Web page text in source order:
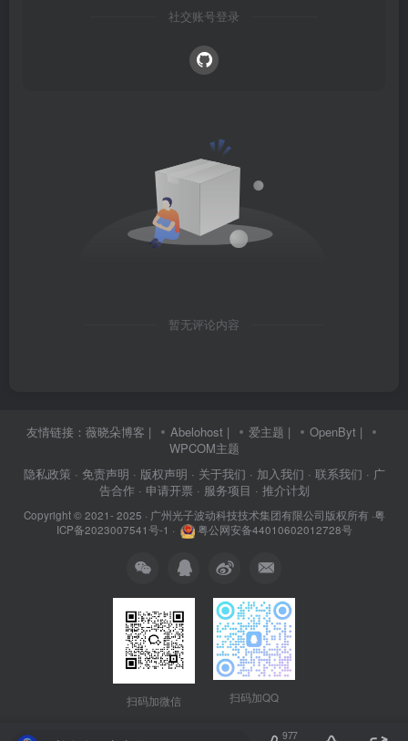
社交账号登录
暂无评论内容
友情链接： 薇晓朵博客 | Abelohost | 爱主题 | OpenByt |
WPCOM主题
隐私政策 · 免责声明 · 版权声明 · 关于我们 · 加入我们 · 联系我们 · 广
告合作 · 申请开票 · 服务项目 · 推介计划
Copyright © 2021- 2025 · 广州光子波动科技技术集团有限公司版权所有·粤
ICP备2023007541号-1 · 粤公网安备44010602012728号
扫码加微信 扫码加QQ
977